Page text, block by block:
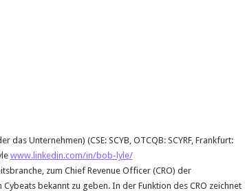
das Unternehmen) (CSE: SCYB, OTCQB: SCYRF, Frankfurt:
www.linkedin.com/in/bob-lyle/
zum Chief Revenue Officer (CRO) der
bekannt zu geben. In der Funktion des CRO zeichnet